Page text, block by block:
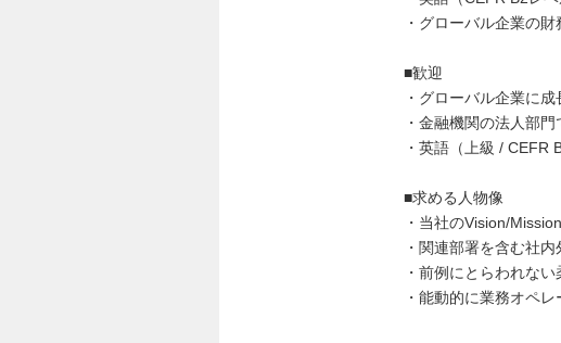
・グローバル企業の
■歓迎
・グローバル企業に
・金融機関の法人部
・英語（上級 / CEFR
■求める人物像
・当社のVision/
・関連部署を含む社
・前例にとらわれな
・能動的に業務オペ